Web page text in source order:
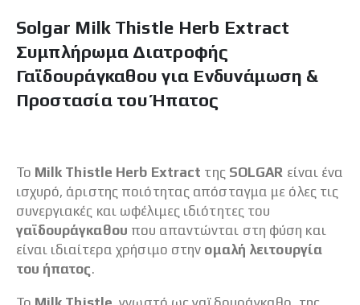
Solgar Milk Thistle Herb Extract
Συμπλήρωμα Διατροφής
Γαϊδουράγκαθου για Ενδυνάμωση &
Προστασία του Ήπατος
Το Milk Thistle Herb Extract της SOLGAR είναι ένα
ισχυρό, άριστης ποιότητας απόσταγμα με όλες τις
συνεργιακές και ωφέλιμες ιδιότητες του
γαϊδουράγκαθου που απαντώνται στη φύση και
είναι ιδιαίτερα χρήσιμο στην ομαλή λειτουργία
του ήπατος.